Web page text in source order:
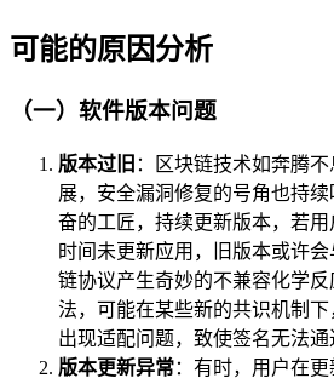
可能的原因分析
（一）软件版本问题
版本过旧 ：区块链技术如奔腾
展，安全漏洞修复的号角也持续
奋的工匠，持续更新版本，若
时间未更新应用，旧版本或许
链协议产生奇妙的不兼容化学
法，可能在某些新的共识机制下
出现适配问题，致使签名无法通
版本更新异常：有时，用户在